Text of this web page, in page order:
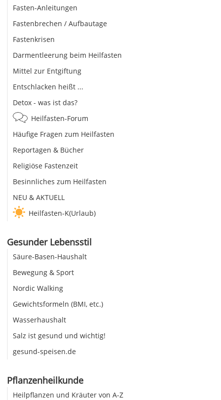
Fasten-Anleitungen
Fastenbrechen / Aufbautage
Fastenkrisen
Darmentleerung beim Heilfasten
Mittel zur Entgiftung
Entschlacken heißt ...
Detox - was ist das?
Heilfasten-Forum
Häufige Fragen zum Heilfasten
Reportagen & Bücher
Religiöse Fastenzeit
Besinnliches zum Heilfasten
NEU & AKTUELL
Heilfasten-K(Urlaub)
Gesunder Lebensstil
Säure-Basen-Haushalt
Bewegung & Sport
Nordic Walking
Gewichtsformeln (BMI, etc.)
Wasserhaushalt
Salz ist gesund und wichtig!
gesund-speisen.de
Pflanzenheilkunde
Heilpflanzen und Kräuter von A-Z